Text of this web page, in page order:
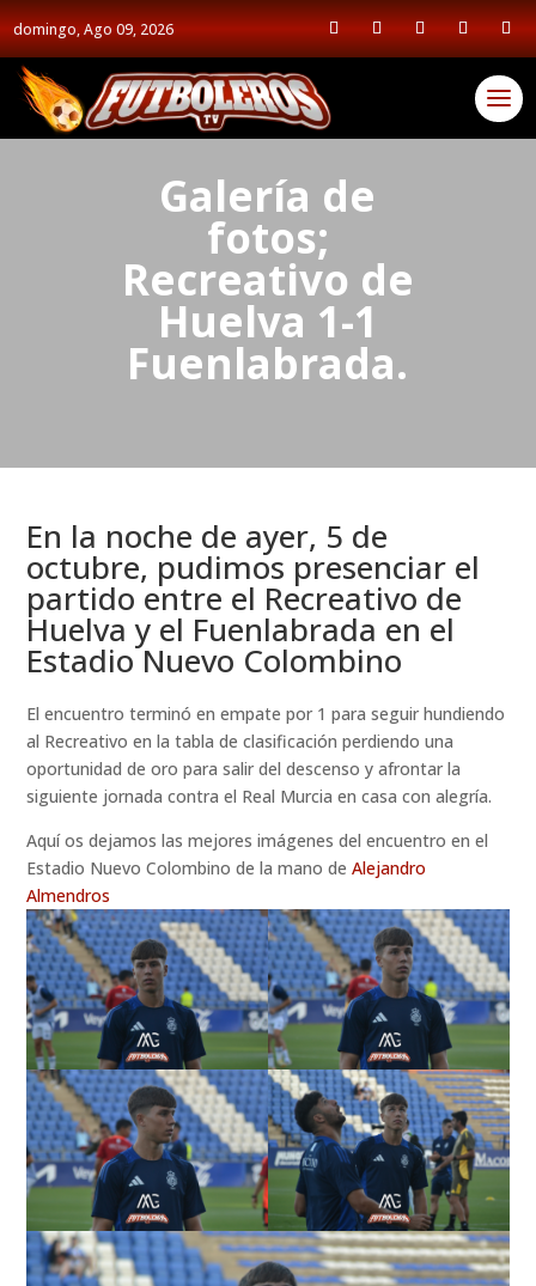
domingo, Ago 09, 2026
Galería de
fotos;
Recreativo de
Huelva 1-1
Fuenlabrada.
En la noche de ayer, 5 de
octubre, pudimos presenciar el
partido entre el Recreativo de
Huelva y el Fuenlabrada en el
Estadio Nuevo Colombino
El encuentro terminó en empate por 1 para seguir hundiendo
al Recreativo en la tabla de clasificación perdiendo una
oportunidad de oro para salir del descenso y afrontar la
siguiente jornada contra el Real Murcia en casa con alegría.
Aquí os dejamos las mejores imágenes del encuentro en el
Estadio Nuevo Colombino de la mano deAlejandro
Almendros